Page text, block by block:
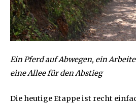
Ein Pferd auf Abwegen, ein
eine Allee für den Abstieg
Die heutige Etappe ist recht